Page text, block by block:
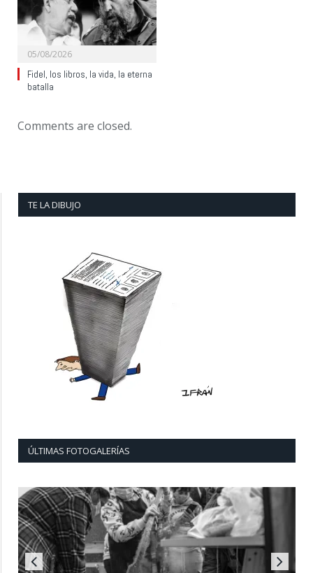
05/08/2026
Fidel, los libros, la vida, la eterna
batalla
Comments are closed.
TE LA DIBUJO
ÚLTIMAS FOTOGALERÍAS